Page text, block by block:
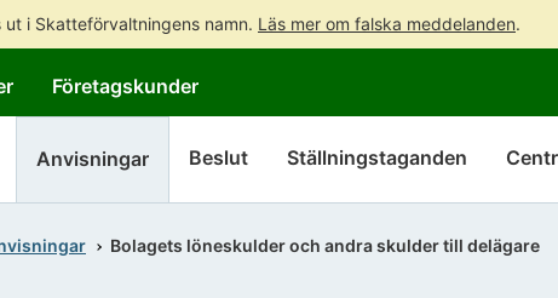
i Skatteförvaltningens namn. Läs mer om falska meddelanden.
till
innehållet
hela
webbplatsens
Företagskunder
Anvisningar Beslut Ställningstaganden
Bolagets löneskulder och andra skulder till delägare